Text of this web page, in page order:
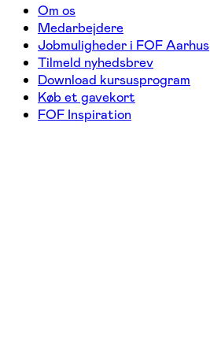
Om os
Medarbejdere
Jobmuligheder i FOF Aarhus
Tilmeld nyhedsbrev
Download kursusprogram
Køb et gavekort
FOF Inspiration